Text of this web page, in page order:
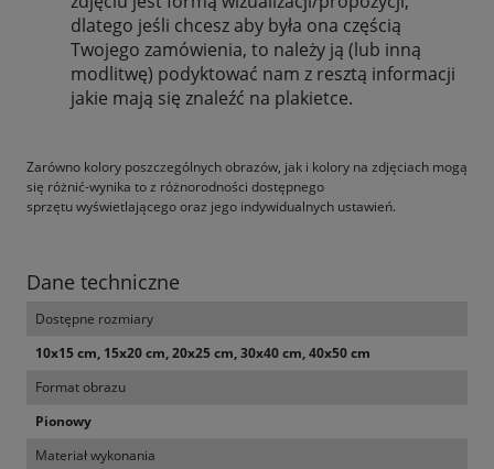
dlatego jeśli chcesz aby była ona częścią
Twojego zamówienia, to należy ją (lub inną
modlitwę) podyktować nam z resztą informacji
jakie mają się znaleźć na plakietce.
Zarówno kolory poszczególnych obrazów, jak i kolory na zdjęciach mogą
się różnić-wynika to z różnorodności dostępnego
sprzętu wyświetlającego oraz jego indywidualnych ustawień.
Dane techniczne
Dostępne rozmiary
10x15 cm, 15x20 cm, 20x25 cm, 30x40 cm, 40x50 cm
Format obrazu
Pionowy
Materiał wykonania